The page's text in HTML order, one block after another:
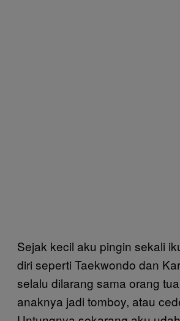
Sejak kecil aku pingin sekali
diri seperti Taekwondo dan
selalu dilarang sama orang
anaknya jadi tomboy, atau